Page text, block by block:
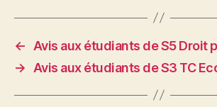
←
Avis aux étudiants de S5 Droit
→
Avis aux étudiants de S3 TC